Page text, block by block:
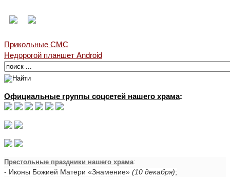
Прикольные СМС
Недорогой планшет Android
Официальные группы соцсетей нашего храма:
Престольные праздники нашего храма:
- Иконы Божией Матери «Знамение» (10 декабря);